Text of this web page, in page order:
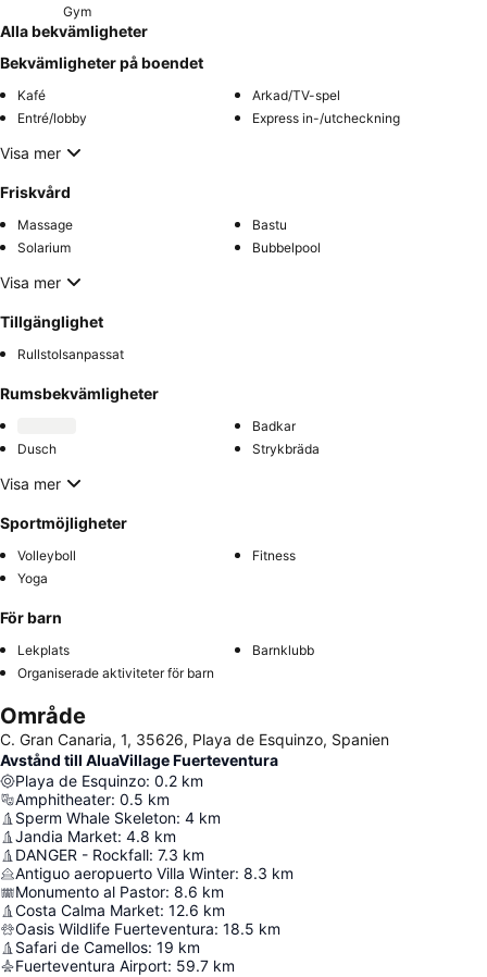
Gym
Alla bekvämligheter
Bekvämligheter på boendet
Kafé
Arkad/TV-spel
Entré/lobby
Express in-/utcheckning
Visa mer
Friskvård
Massage
Bastu
Solarium
Bubbelpool
Visa mer
Tillgänglighet
Rullstolsanpassat
Rumsbekvämligheter
Badkar
Dusch
Strykbräda
Visa mer
Sportmöjligheter
Volleyboll
Fitness
Yoga
För barn
Lekplats
Barnklubb
Organiserade aktiviteter för barn
Område
C. Gran Canaria, 1, 35626, Playa de Esquinzo, Spanien
Avstånd till AluaVillage Fuerteventura
Playa de Esquinzo: 0.2 km
Amphitheater: 0.5 km
Sperm Whale Skeleton: 4 km
Jandia Market: 4.8 km
DANGER - Rockfall: 7.3 km
Antiguo aeropuerto Villa Winter: 8.3 km
Monumento al Pastor: 8.6 km
Costa Calma Market: 12.6 km
Oasis Wildlife Fuerteventura: 18.5 km
Safari de Camellos: 19 km
Fuerteventura Airport: 59.7 km